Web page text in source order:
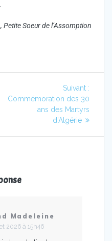
Petite Soeur de l’Assomption
Suivant :
Commémoration des 30
ans des Martyrs
d’Algérie
Madeleine
2026 à 15h46